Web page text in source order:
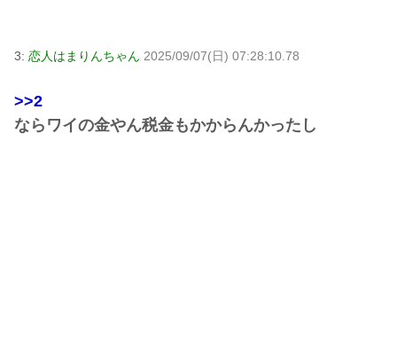
3: 恋人はまりんちゃん 2025/09/07(日) 07:28:10.78
>>2
ならワイの金やん税金もかからんかったし